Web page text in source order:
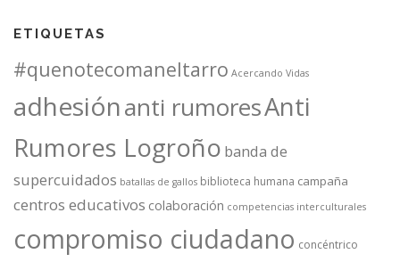
ETIQUETAS
#quenotecomaneltarro Acercando Vidas
adhesiónanti rumoresAnti
Rumores Logroño banda de
supercuidados batallas de gallos biblioteca humana campaña
centros educativos colaboración competencias interculturales
compromiso ciudadano concéntrico